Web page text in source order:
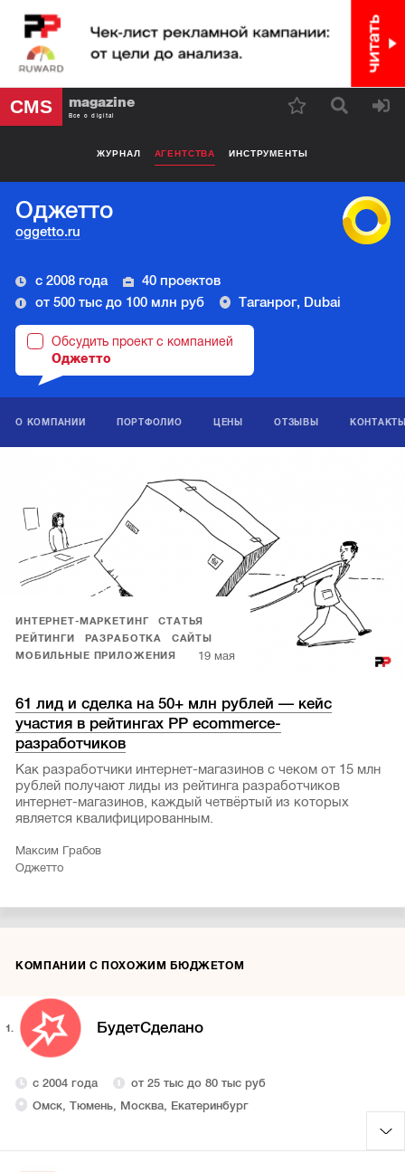
CMS magazine
Все о digital
ЖУРНАЛ АГЕНТСТВА ИНСТРУМЕНТЫ
Оджетто
oggetto.ru
с 2008 года
40 проектов
от 500 тыс до 100 млн руб
Таганрог, Dubai
Обсудить проект с компанией
Оджетто
О КОМПАНИИ ПОРТФОЛИО ЦЕНЫ ОТЗЫВЫ
ИНТЕРНЕТ-МАРКЕТИНГ
СТАТЬЯ
РЕЙТИНГИ
РАЗРАБОТКА
САЙТЫ
МОБИЛЬНЫЕ ПРИЛОЖЕНИЯ
19 мая
61 лид и сделка на 50+ млн рублей — кейс
участия в рейтингах РР ecommerce-
разработчиков
Как разработчики интернет-магазинов с чеком от 15 млн
рублей получают лиды из рейтинга разработчиков
интернет-магазинов, каждый четвёртый из которых
является квалифицированным.
Максим Грабов
Оджетто
КОМПАНИИ С ПОХОЖИМ БЮДЖЕТОМ
1. БудетCделано
с 2004 года
от 25 тыс до 80 тыс руб
Омск, Тюмень, Москва, Екатеринбург